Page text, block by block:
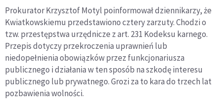
Prokurator Krzysztof Motyl poinformował dziennikarzy, że
Kwiatkowskiemu przedstawiono cztery zarzuty. Chodzi o
tzw. przestępstwa urzędnicze z art. 231 Kodeksu karnego.
Przepis dotyczy przekroczenia uprawnień lub
niedopełnienia obowiązków przez funkcjonariusza
publicznego i działania w ten sposób na szkodę interesu
publicznego lub prywatnego. Grozi za to kara do trzech lat
pozbawienia wolności.